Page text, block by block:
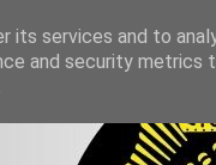
services and to
and security metrics